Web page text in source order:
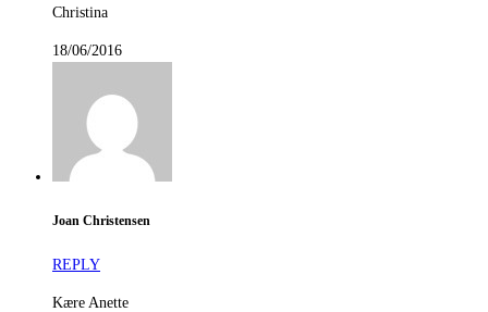
Christina
18/06/2016
Joan Christensen
REPLY
Kære Anette